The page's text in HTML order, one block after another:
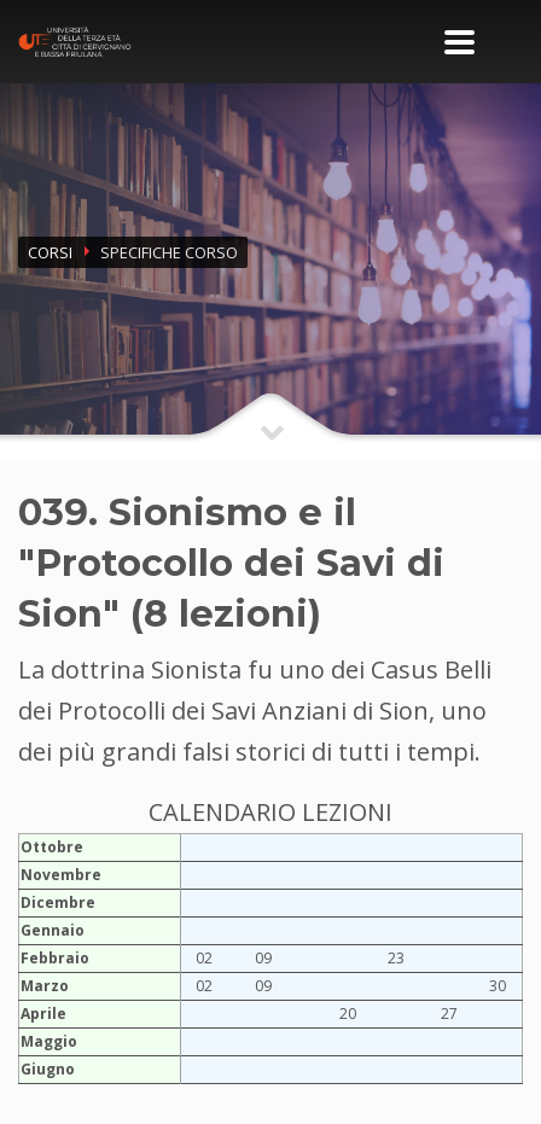
CORSI SPECIFICHE CORSO
039. Sionismo e il
"Protocollo dei Savi di
Sion" (8 lezioni)
La dottrina Sionista fu uno dei Casus Belli
dei Protocolli dei Savi Anziani di Sion, uno
dei più grandi falsi storici di tutti i tempi.
CALENDARIO LEZIONI
Ottobre
Novembre
Dicembre
Gennaio
Febbraio
02 09
23
Marzo
02 09
30
Aprile
20
27
Maggio
Giugno